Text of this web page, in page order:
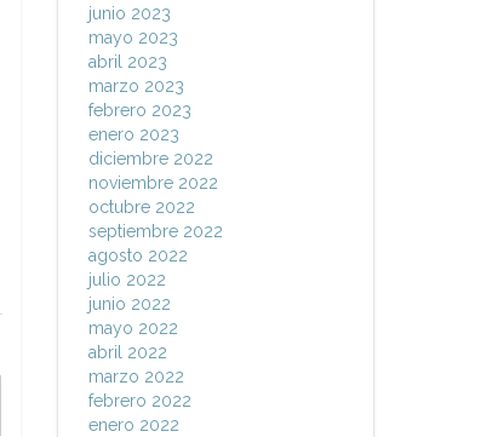
junio 2023
mayo 2023
abril 2023
marzo 2023
febrero 2023
enero 2023
diciembre 2022
noviembre 2022
octubre 2022
septiembre 2022
agosto 2022
julio 2022
junio 2022
mayo 2022
abril 2022
marzo 2022
febrero 2022
enero 2022